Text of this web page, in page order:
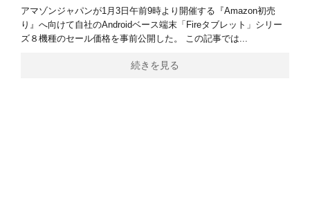
アマゾンジャパンが1月3日午前9時より開催する『Amazon初売
り』へ向けて自社のAndroidベース端末「Fireタブレット」シリー
ズ８機種のセール価格を事前公開した。 この記事では...
続きを見る